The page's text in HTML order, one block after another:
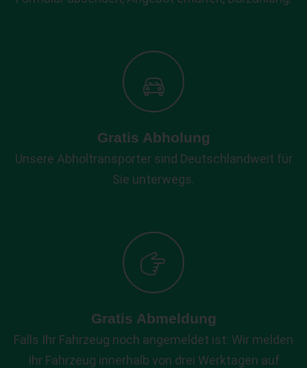
Gratis Abholung
Unsere Abholtransporter sind Deutschlandweit für
Sie unterwegs.
Gratis Abmeldung
Falls Ihr Fahrzeug noch angemeldet ist: Wir melden
Ihr Fahrzeug innerhalb von drei Werktagen auf